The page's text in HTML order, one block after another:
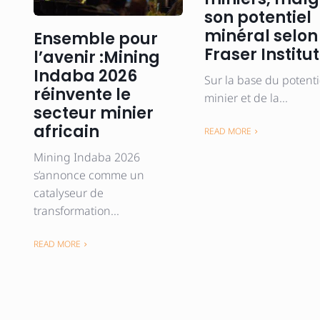
Ensemble pour
l’avenir :Mining
Indaba 2026
réinvente le
secteur minier
africain
Mining Indaba 2026
s’annonce comme un
catalyseur de
transformation...
READ MORE
son potentiel
minéral selon
Fraser
Sur la base du
minier et de la...
READ MORE